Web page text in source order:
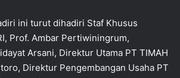
ini turut dihadiri Staf Khusus
Prof. Ambar Pertiwiningrum,
Arsani, Direktur Utama PT TIMAH
Direktur Pengembangan Usaha PT